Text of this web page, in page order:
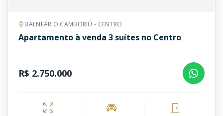
BALNEÁRIO CAMBORIÚ - CENTRO
Apartamento à venda 3 suítes no Centro
R$ 2.750.000